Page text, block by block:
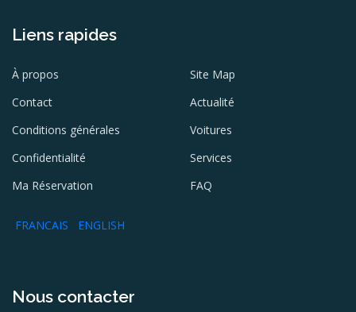
Liens rapides
À propos
Contact
Conditions générales
Confidentialité
Ma Réservation
FRANCAIS ENGLISH
Site Map
Actualité
Voitures
Services
FAQ
Nous contacter